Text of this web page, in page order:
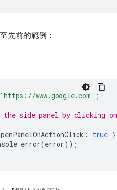
先前的範例：
'https://www.google.com' ;
the side panel by clicking
: true
. error(error));